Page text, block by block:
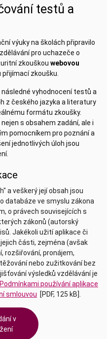
testů a
výuky na školách připravilo
pro uchazeče o
zkouškou webovou
přijímací zkoušku.
vyhodnocení testů a
z českého jazyka a literatury
formátu zkoušky.
s obsahem zadání, ale i
pomocníkem pro poznání a
jednotlivých úloh jsou
a veškerý její obsah jsou
databáze ve smyslu zákona
o právech souvisejících s
zákonů (autorský
Jakékoli užití aplikace či
části, zejména (avšak
rozšiřování, pronájem,
nebo zužitkování bez
výsledků vzdělávání je
Podmínkami používání aplikace
smlouvou [PDF, 125 kB].
v